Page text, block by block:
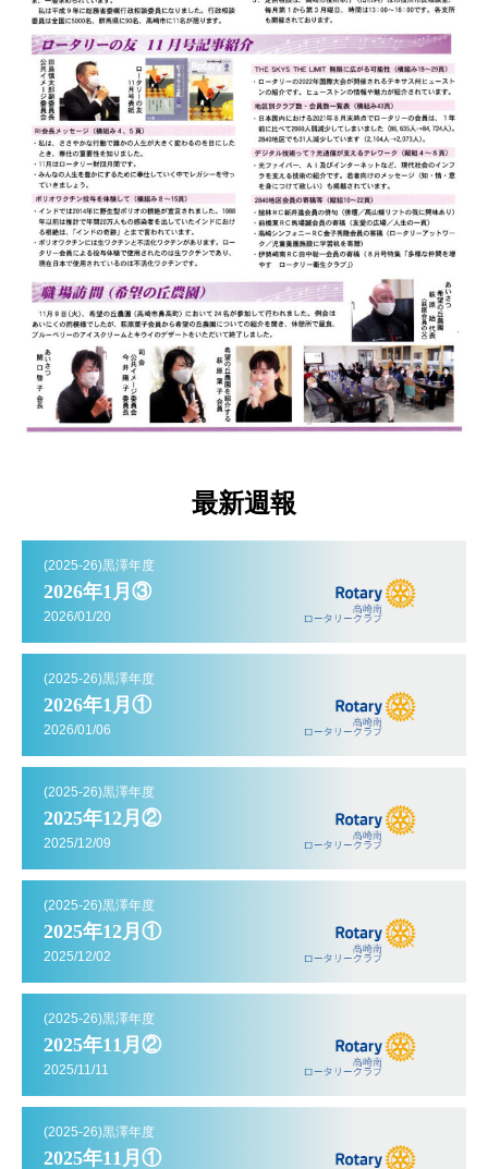
最新週報
(2025-26)黒澤年度
2026年1月③
2026/01/20
(2025-26)黒澤年度
2026年1月①
2026/01/06
(2025-26)黒澤年度
2025年12月②
2025/12/09
(2025-26)黒澤年度
2025年12月①
2025/12/02
(2025-26)黒澤年度
2025年11月②
2025/11/11
(2025-26)黒澤年度
2025年11月①